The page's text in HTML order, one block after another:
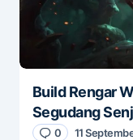
Build Rengar
Segudang
0 11